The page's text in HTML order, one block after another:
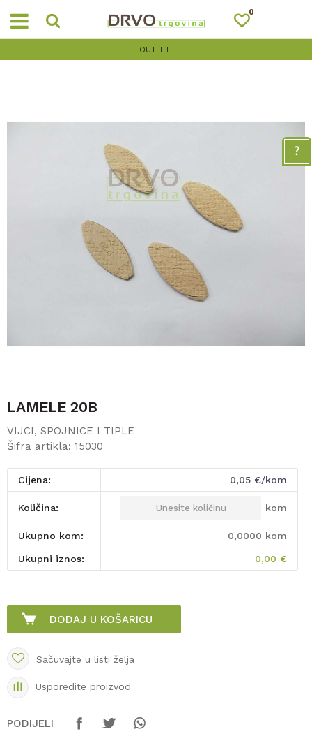
0
OUTLET
LAMELE 20B
VIJCI, SPOJNICE I TIPLE
Šifra artikla: 15030
Cijena: 0,05 €/kom
Količina: kom
Ukupno kom: 0,0000 kom
Ukupni iznos: 0,00 €
DODAJ U KOŠARICU
Sačuvajte u listi želja
Usporedite proizvod
PODIJELI